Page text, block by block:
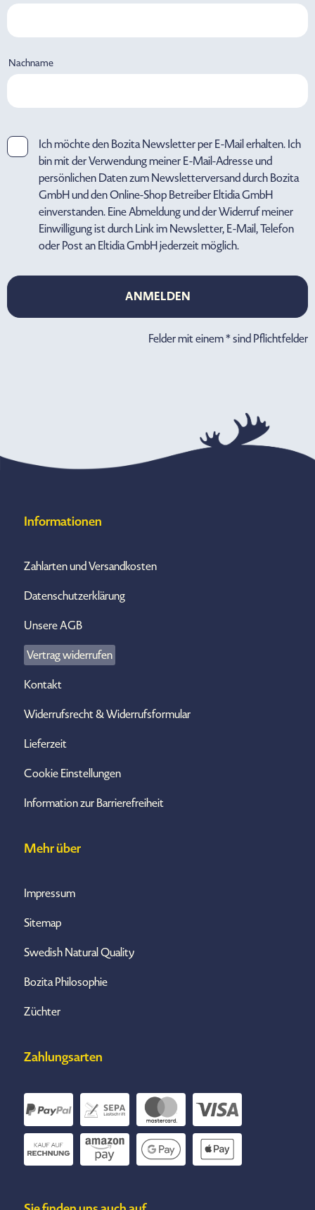
Nachname
Ich möchte den Bozita Newsletter per E-Mail erhalten. Ich
bin mit der Verwendung meiner E-Mail-Adresse und
persönlichen Daten zum Newsletterversand durch Bozita
GmbH und den Online-Shop Betreiber Eltidia GmbH
einverstanden. Eine Abmeldung und der Widerruf meiner
Einwilligung ist durch Link im Newsletter, E-Mail, Telefon
oder Post an Eltidia GmbH jederzeit möglich.
ANMELDEN
ANMELDEN
Felder mit einem * sind Pflichtfelder
Informationen
Zahlarten und Versandkosten
Datenschutzerklärung
Unsere AGB
Vertrag widerrufen
Kontakt
Widerrufsrecht & Widerrufsformular
Lieferzeit
Cookie Einstellungen
Information zur Barrierefreiheit
Mehr über
Impressum
Sitemap
Swedish Natural Quality
Bozita Philosophie
Züchter
Zahlungsarten